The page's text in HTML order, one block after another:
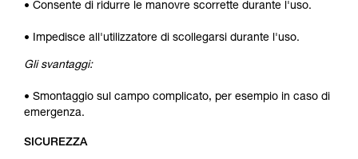
• Consente di ridurre le manovre scorrette durante l'uso.
• Impedisce all'utilizzatore di scollegarsi durante l'uso.
Gli svantaggi:
• Smontaggio sul campo complicato, per esempio in caso di
emergenza.
SICUREZZA